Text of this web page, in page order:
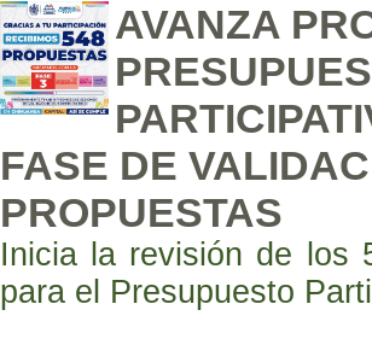
AVANZA
FASE DE
PROPUESTAS
Inicia la revisión de los
para el Presupuesto